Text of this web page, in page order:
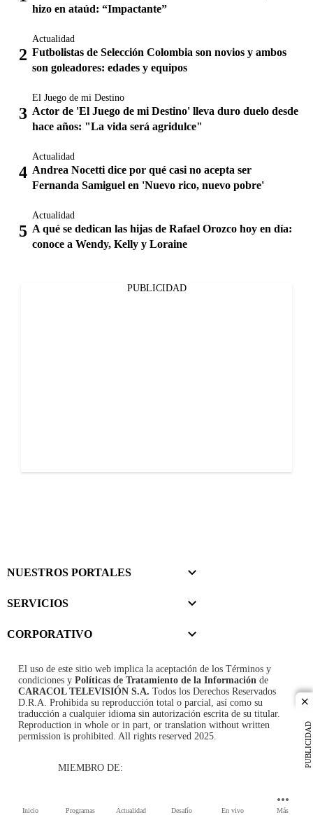
Inicio Programas Actualidad Desafío En vivo Más
PUBLICIDAD
hizo en ataúd: “Impactante”
Actualidad
Futbolistas de Selección Colombia son novios y ambos
son goleadores: edades y equipos
El Juego de mi Destino
Actor de 'El Juego de mi Destino' lleva duro duelo desde
hace años: "La vida será agridulce"
Actualidad
Andrea Nocetti dice por qué casi no acepta ser
Fernanda Samiguel en 'Nuevo rico, nuevo pobre'
Actualidad
A qué se dedican las hijas de Rafael Orozco hoy en día:
conoce a Wendy, Kelly y Loraine
PUBLICIDAD
NUESTROS PORTALES
SERVICIOS
CORPORATIVO
El uso de este sitio web implica la aceptación de los Términos y
condiciones y Políticas de Tratamiento de la Información de
CARACOL TELEVISIÓN S.A. Todos los Derechos Reservados
D.R.A. Prohibida su reproducción total o parcial, así como su
traducción a cualquier idioma sin autorización escrita de su titular.
Reproduction in whole or in part, or translation without written
permission is prohibited. All rights reserved 2025.
MIEMBRO DE: